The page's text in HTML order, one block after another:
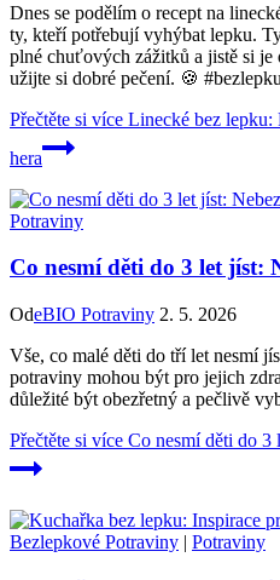
Dnes se podělím o recept na
ty, kteří potřebují vyhýbat lepku.
plné chuťových zážitků a jistě si je
užijte si dobré pečení. 🍪
Přečtěte si více Linecké bez lepku:
hera
Potraviny
Co nesmí děti do 3 let jíst:
OdeBIO Potraviny 2. 5. 2026
Vše, co malé děti do tří let nesmí
potraviny mohou být pro jejich
důležité být obezřetný a pečlivě
Přečtěte si více Co nesmí děti do 3
Bezlepkové Potraviny | Potraviny